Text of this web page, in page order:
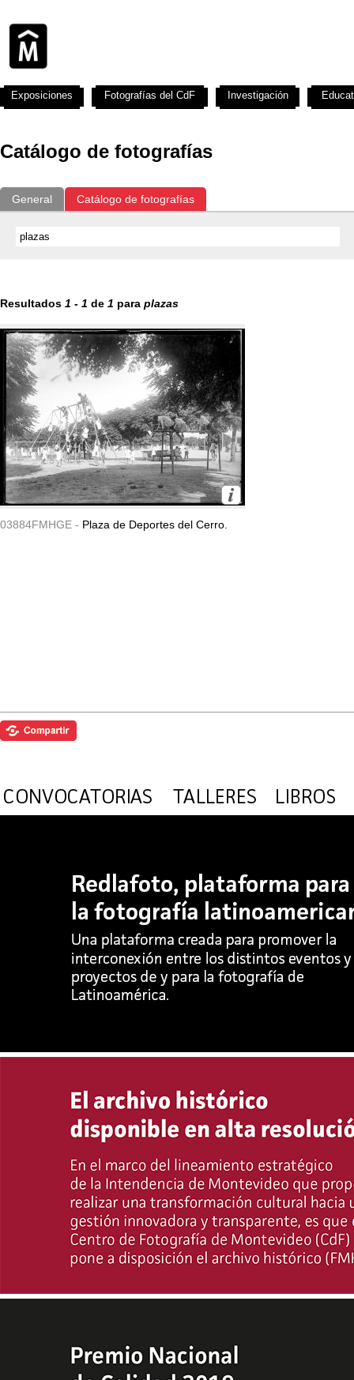
Catálogo de fotografías
General Catálogo de fotografías
Resultados 1 - 1 de 1 para plazas
03884FMHGE - Plaza de Deportes del Cerro.
Exposiciones Fotografías del CdF Investigación